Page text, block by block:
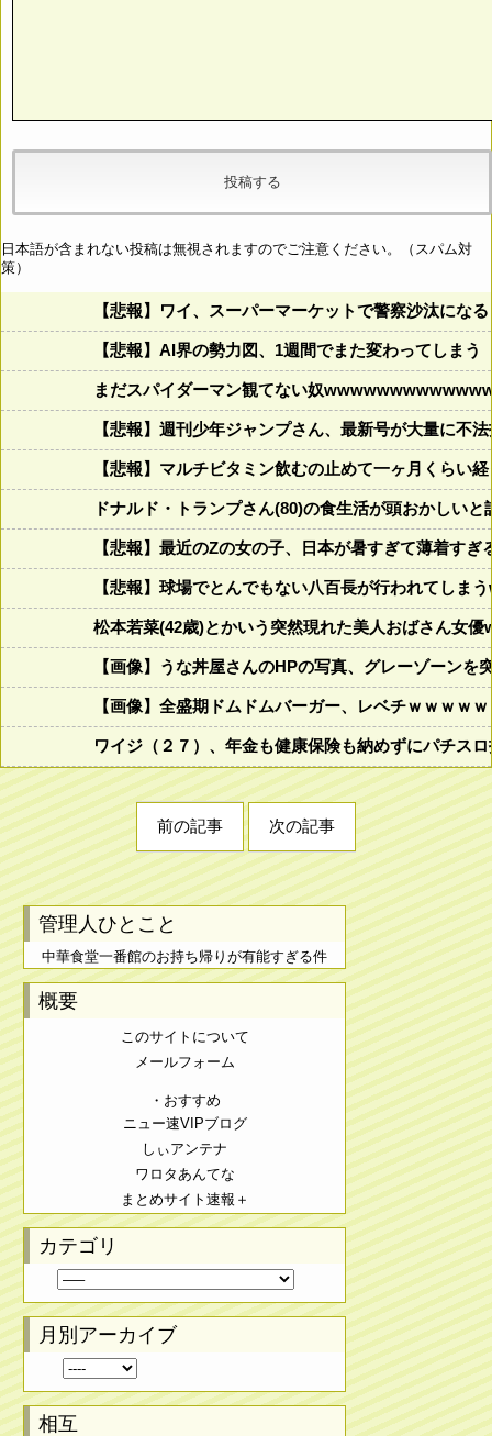
日本語が含まれない投稿は無視されますのでご注意ください。（スパム対
策）
【悲報】ワイ、スーパーマーケットで警察沙汰にな
【悲報】AI界の勢力図、1週間でまた変わってしまう
まだスパイダーマン観てない奴
【悲報】週刊少年ジャンプさん、最新号が大量に不
【悲報】マルチビタミン飲むの止めて一ヶ月くらい
ドナルド・トランプさん(80)の食生活が頭おかしい
【悲報】最近のZの女の子、日本が暑すぎて薄着すぎ
【悲報】球場でとんでもない八百長が行われてし
松本若菜(42歳)とかいう突然現れた美人おばさん女優
【画像】うな丼屋さんのHPの写真、グレーゾーンを
【画像】全盛期ドムドムバーガー、レベチｗｗｗｗ
ワイジ（２７）、年金も健康保険も納めずにパチス
前の記事 次の記事
管理人ひとこと
中華食堂一番館のお持ち帰りが有能すぎる件
概要
このサイトについて
メールフォーム
・おすすめ
ニュー速VIPブログ
しぃアンテナ
ワロタあんてな
まとめサイト速報＋
カテゴリ
月別アーカイブ
相互